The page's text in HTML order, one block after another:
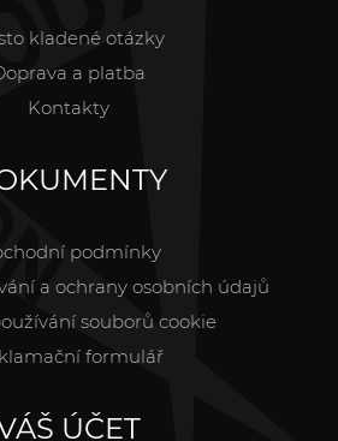
kladené otázky
a platba
Kontakty
podmínky
a ochrany osobních údajů
souborů cookie
formulář
ÚČET